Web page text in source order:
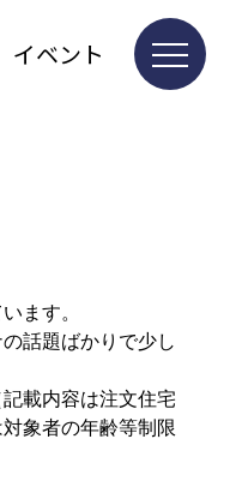
イベント
ます。
話題ばかりで少し
載内容は注文住宅
象者の年齢等制限